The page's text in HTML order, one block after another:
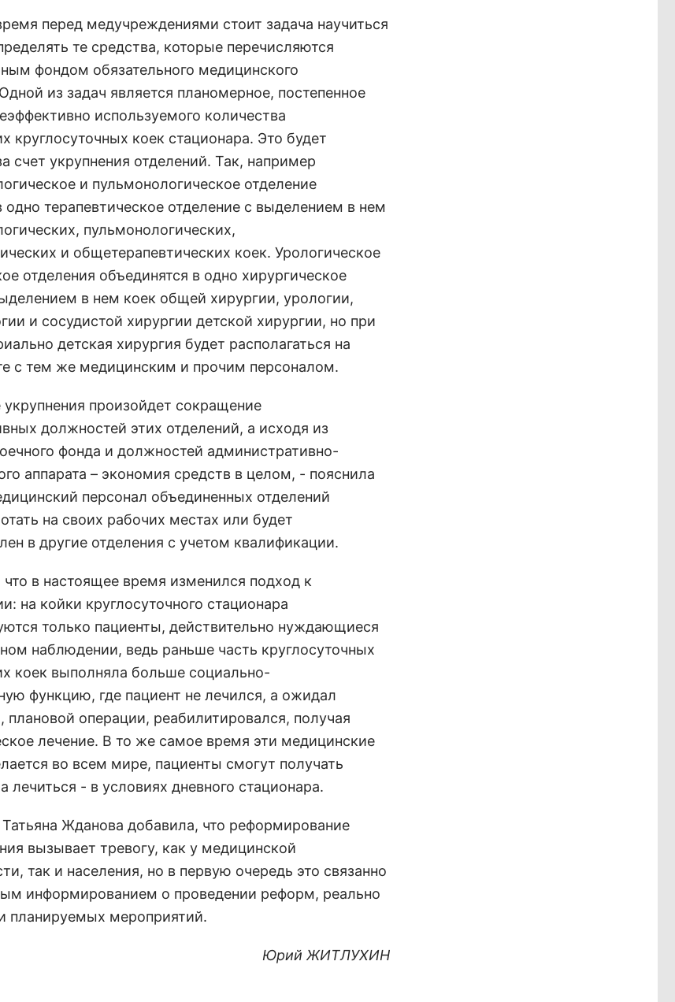
перед медучреждениями стоит задача научиться
те средства, которые перечисляются
фондом обязательного медицинского
из задач является планомерное, постепенное
используемого количества
круглосуточных коек стационара. Это будет
счет укрупнения отделений. Так, например
и пульмонологическое отделение
одно терапевтическое отделение с выделением в нем
пульмонологических,
и общетерапевтических коек. Урологическое
отделения объединятся в одно хирургическое
в нем коек общей хирургии, урологии,
и сосудистой хирургии детской хирургии, но при
детская хирургия будет располагаться на
с тем же медицинским и прочим персоналом.
укрупнения произойдет сокращение
должностей этих отделений, а исходя из
фонда и должностей административно-
аппарата – экономия средств в целом, - пояснила
персонал объединенных отделений
на своих рабочих местах или будет
в другие отделения с учетом квалификации.
что в настоящее время изменился подход к
на койки круглосуточного стационара
только пациенты, действительно нуждающиеся
наблюдении, ведь раньше часть круглосуточных
коек выполняла больше социально-
функцию, где пациент не лечился, а ожидал
плановой операции, реабилитировался, получая
лечение. В то же самое время эти медицинские
во всем мире, пациенты смогут получать
лечиться - в условиях дневного стационара.
Жданова добавила, что реформирование
вызывает тревогу, как у медицинской
так и населения, но в первую очередь это связанно
информированием о проведении реформ, реально
планируемых мероприятий.
Юрий ЖИТЛУХИН